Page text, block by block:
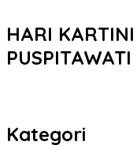
HARI
PUSPITAWATI
Kategori